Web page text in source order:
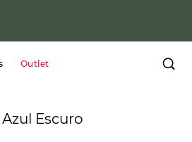
Outlet
Escuro